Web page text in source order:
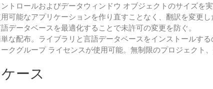
トロールおよびデータウィンドウ オブジェクトのサイズを実
可能なアプリケーションを作り直すことなく、翻訳を変更し
データベースを最適化することで未許可の変更を防ぐ。
な配布。ライブラリと言語データベースをインストールする
クグループ ライセンスが使用可能。無制限のプロジェクト
ース